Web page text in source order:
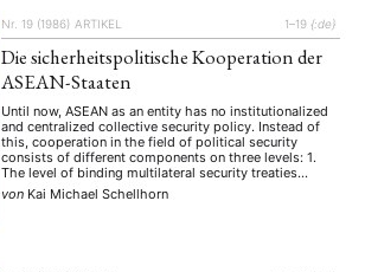
Nr. 19 (1986) ARTIKEL 1–19 {:de}
Die sicherheitspolitische Kooperation der
ASEAN-Staaten
Until now, ASEAN as an entity has no institutionalized
and centralized collective security policy. Instead of
this, cooperation in the field of political security
consists of different components on three levels: 1.
The level of binding multilateral security treaties
between the member states of ASEAN and extra-
regional powers. There exist the commitments of
von Kai Michael Schellhorn